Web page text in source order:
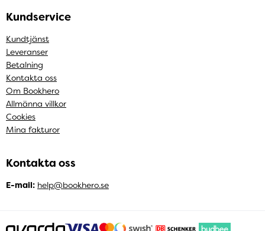
Kundservice
Kundtjänst
Leveranser
Betalning
Kontakta oss
Om Bookhero
Allmänna villkor
Cookies
Mina fakturor
Kontakta oss
E-mail: help@bookhero.se